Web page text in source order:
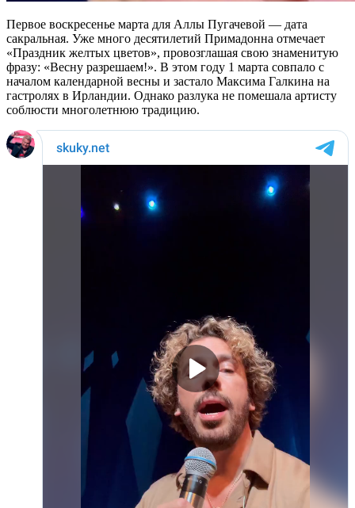
Первое воскресенье марта для Аллы Пугачевой — дата
сакральная. Уже много десятилетий Примадонна отмечает
«Праздник желтых цветов», провозглашая свою знаменитую
фразу: «Весну разрешаем!». В этом году 1 марта совпало с
началом календарной весны и застало Максима Галкина на
гастролях в Ирландии. Однако разлука не помешала артисту
соблюсти многолетнюю традицию.